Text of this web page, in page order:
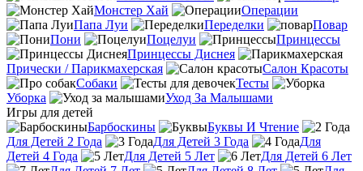
Монстер Хай
Операции
Папа Луи
Переделки
Повар
Пони
Поцелуи
Принцессы
Принцессы Диснея
Прически / Парикмахерская
Салон Красоты
Собаки
Тесты
Уборка
Уход За Малышами
Игры для детей
Барбоскины
Буквы И Чтение
Для Детей 2 Года
Для Детей 3 Года
Для
Детей 4 Года
Для Детей 5 Лет
Для Детей 6 Лет